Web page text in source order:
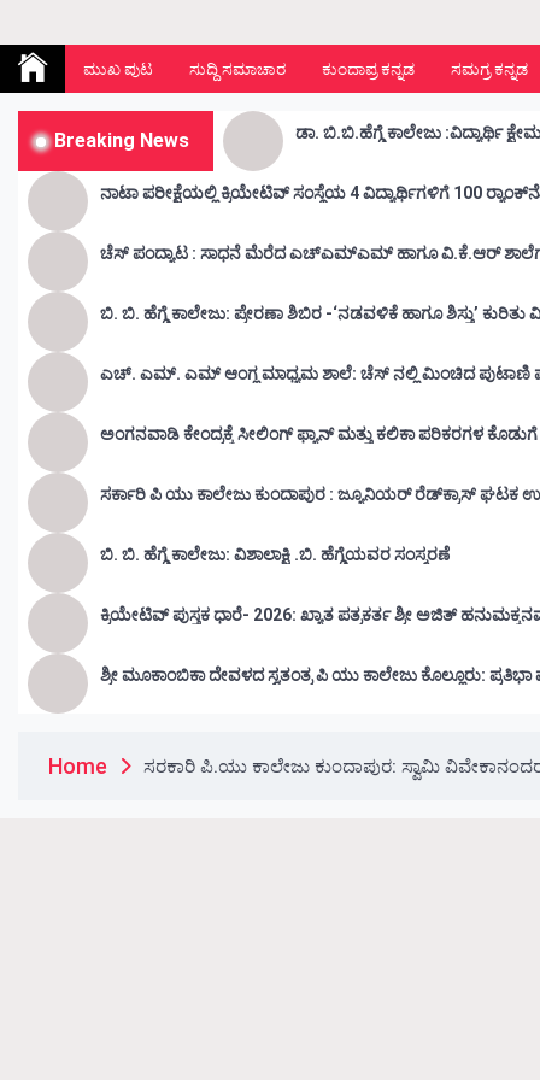
Kunda Vahini – ಕುಂದ ವಾಹಿನಿ
ಮುಖ ಪುಟ ಸುದ್ದಿ ಸಮಾಚಾರ ಕುಂದಾಪ್ರ ಕನ್ನಡ ಸಮಗ್ರ ಕನ್ನಡ
Breaking News
ನಾಟಾ ಪರೀಕ್ಷೆಯಲ್ಲಿ ಕ್ರಿಯೇಟಿವ್ ಸಂಸ್ಥೆಯ 4 ವಿದ್ಯಾರ್ಥಿಗಳಿಗೆ 100
ಚೆಸ್ ಪಂದ್ಯಾಟ : ಸಾಧನೆ ಮೆರೆದ ಎಚ್ಎಮ್ಎಮ್ ಹಾಗೂ ವಿ.ಕೆ.ಆರ್
ಬಿ. ಬಿ. ಹೆಗ್ಡೆ ಕಾಲೇಜು: ಪ್ರೇರಣಾ ಶಿಬಿರ -‘ನಡವಳಿಕೆ ಹಾಗೂ ಶಿಸ್ತು’ ಕುರಿತು
ಎಚ್. ಎಮ್. ಎಮ್ ಆಂಗ್ಲ ಮಾಧ್ಯಮ ಶಾಲೆ: ಚೆಸ್ ನಲ್ಲಿ ಮಿಂಚಿದ ಪುಟಾಣಿ
ಅಂಗನವಾಡಿ ಕೇಂದ್ರಕ್ಕೆ ಸೀಲಿಂಗ್ ಫ್ಯಾನ್ ಮತ್ತು ಕಲಿಕಾ ಪರಿಕರಗಳ ಕೊಡುಗೆ
ಸರ್ಕಾರಿ ಪಿ ಯು ಕಾಲೇಜು ಕುಂದಾಪುರ : ಜ್ಯೂನಿಯರ್‌ ರೆಡ್‌ಕ್ರಾಸ್‌ ಘಟಕ
ಬಿ. ಬಿ. ಹೆಗ್ಡೆ ಕಾಲೇಜು: ವಿಶಾಲಾಕ್ಷಿ .ಬಿ. ಹೆಗ್ಡೆಯವರ ಸಂಸ್ಮರಣೆ
ಕ್ರಿಯೇಟಿವ್ ಪುಸ್ತಕ ಧಾರೆ- 2026: ಖ್ಯಾತ ಪತ್ರಕರ್ತ ಶ್ರೀ ಅಜಿತ್
ಶ್ರೀ ಮೂಕಾಂಬಿಕಾ ದೇವಳದ ಸ್ವತಂತ್ರ ಪಿ ಯು ಕಾಲೇಜು
Home ಸರಕಾರಿ ಪಿ.ಯು ಕಾಲೇಜು ಕುಂದಾಪುರ: ಸ್ವಾಮಿ